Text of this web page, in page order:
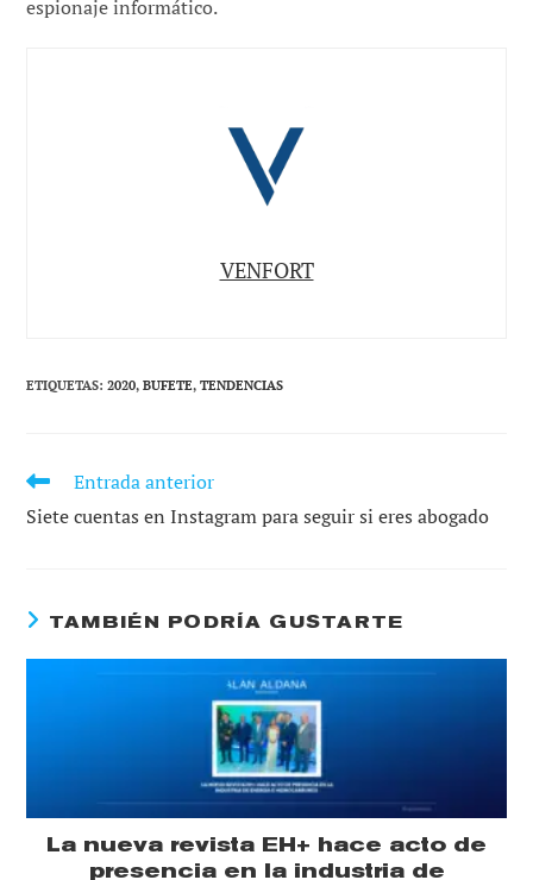
espionaje informático.
VENFORT
ETIQUETAS:2020, BUFETE, TENDENCIAS
LEER
ARTÍCULOS
Entrada anterior
Siete cuentas en Instagram para seguir si eres abogado
TAMBIÉN PODRÍA GUSTARTE
La nueva revista EH+ hace acto de
presencia en la industria de